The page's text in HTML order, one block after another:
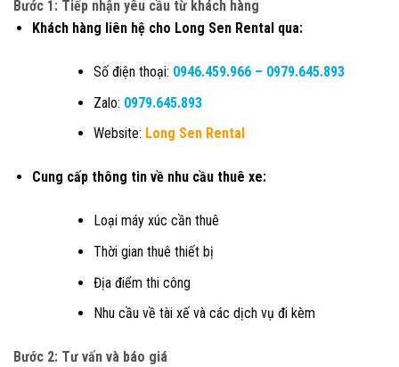
Bước 1: Tiếp nhận yêu cầu từ khách hàng
Khách hàng liên hệ cho Long Sen Rental qua:
Số điện thoại: 0946.459.966– 0979.645.893
Zalo: 0979.645.893
Website: Long Sen Rental
Cung cấp thông tin về nhu cầu thuê xe:
Loại máy xúc cần thuê
Thời gian thuê thiết bị
Địa điểm thi công
Nhu cầu về tài xế và các dịch vụ đi kèm
Bước 2: Tư vấn và báo giá